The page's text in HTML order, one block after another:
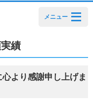
メニュー
績
より感謝申し上げま